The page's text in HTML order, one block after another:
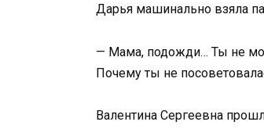
Дарья машинально взяла
— Мама, подожди… Ты не
Почему ты не
Валентина Сергеевна